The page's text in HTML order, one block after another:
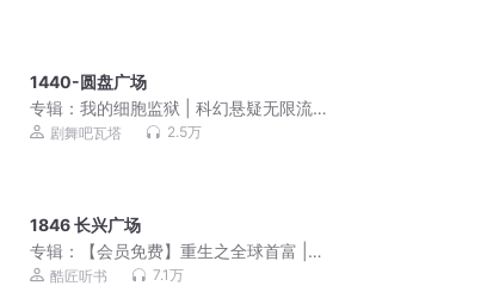
1440-圆盘广场
专辑：我的细胞监狱 | 科幻悬疑无限流 |
3D精品多人剧
剧舞吧瓦塔 2.5万
1846 长兴广场
专辑：
【会员免费】重生之全球首富 |
穿越重生赚钱扛把子
酷匠听书 7.1万